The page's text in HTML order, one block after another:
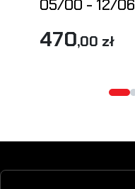
05/00 - 12/06
470,00 zł